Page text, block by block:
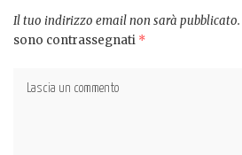
Il tuo indirizzo email non sarà pubblicato.
sono contrassegnati *